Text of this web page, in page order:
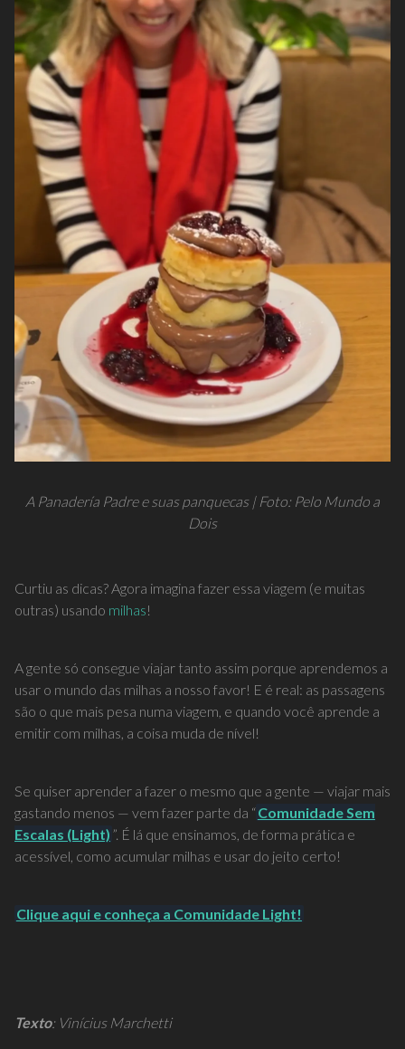
A Panadería Padre e suas panquecas | Foto: Pelo Mundo a
Dois
Curtiu as dicas? Agora imagina fazer essa viagem (e muitas
outras) usando milhas!
A gente só consegue viajar tanto assim porque aprendemos a
usar o mundo das milhas a nosso favor! E é real: as passagens
são o que mais pesa numa viagem, e quando você aprende a
emitir com milhas, a coisa muda de nível!
Se quiser aprender a fazer o mesmo que a gente — viajar mais
gastando menos — vem fazer parte da “Comunidade Sem
Escalas (Light) ”. É lá que ensinamos, de forma prática e
acessível, como acumular milhas e usar do jeito certo!
Clique aqui e conheça a Comunidade Light!
Texto: Vinícius Marchetti